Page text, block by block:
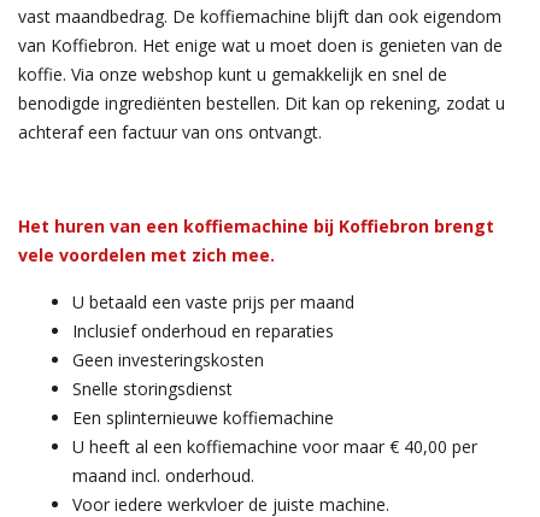
vast maandbedrag. De koffiemachine blijft dan ook eigendom
van Koffiebron. Het enige wat u moet doen is genieten van de
koffie. Via onze webshop kunt u gemakkelijk en snel de
benodigde ingrediënten bestellen. Dit kan op rekening, zodat u
achteraf een factuur van ons ontvangt.
Het huren van een koffiemachine bij Koffiebron brengt
vele voordelen met zich mee.
U betaald een vaste prijs per maand
Inclusief onderhoud en reparaties
Geen investeringskosten
Snelle storingsdienst
Een splinternieuwe koffiemachine
U heeft al een koffiemachine voor maar € 40,00 per
maand incl. onderhoud.
Voor iedere werkvloer de juiste machine.